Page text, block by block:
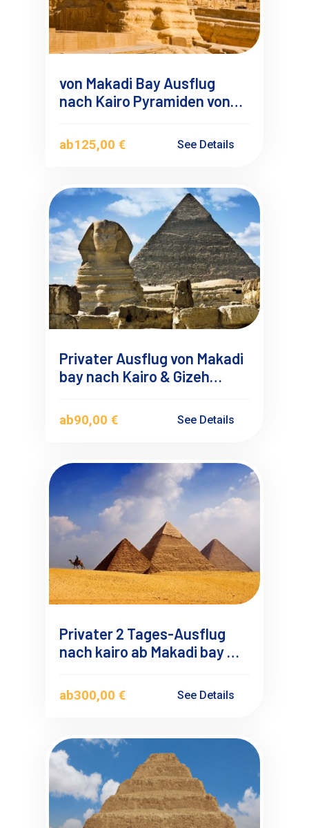
von Makadi Bay Ausflug
nach Kairo Pyramiden von
ab125,00 € See Details
Privater Ausflug von Makadi
bay nach Kairo & Gizeh
Deutschsprachigen
Reiseführer
ab90,00 € See Details
Privater 2 Tages-Ausflug
nach kairo ab Makadi bay mit
Reiseführer
ab300,00 € See Details